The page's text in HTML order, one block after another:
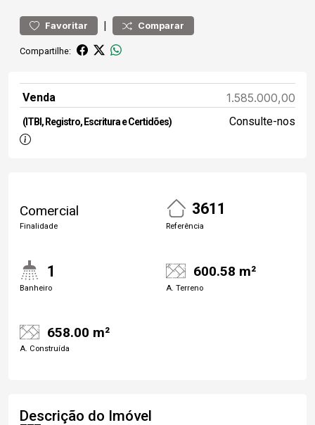
Favoritar | Comparar
Compartilhe:
Venda 1.585.000,00
(ITBI, Registro, Escritura e Certidões) Consulte-nos
Comercial
Finalidade
3611
Referência
1
Banheiro
600.58 m²
A. Terreno
658.00 m²
A. Construída
Descrição do Imóvel